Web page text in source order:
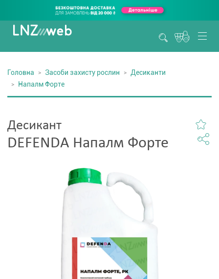
Головна Засоби захисту рослин
Десиканти
Напалм Форте
Десикант
DEFENDA Напалм Форте